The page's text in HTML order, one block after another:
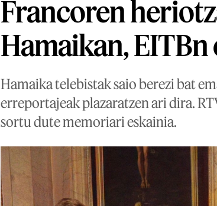
Francoren
Hamaikan, EITBn
Hamaika telebistak saio berezi bat
erreportajeak plazaratzen ari dira.
sortu dute memoriari eskainia.